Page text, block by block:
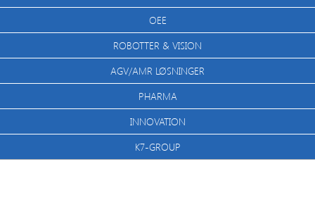
OEE
ROBOTTER & VISION
AGV/AMR LØSNINGER
PHARMA
INNOVATION
K7-GROUP